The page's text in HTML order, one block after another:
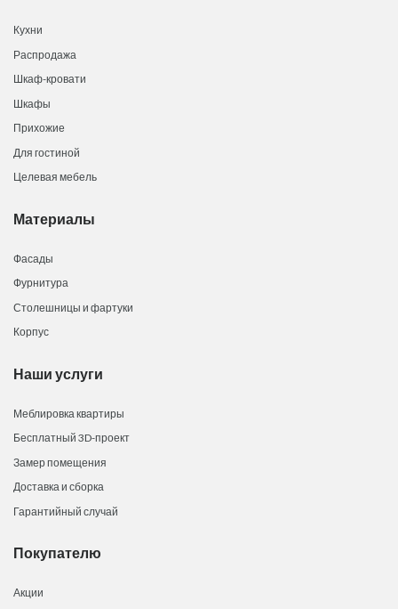
Кухни
Распродажа
Шкаф-кровати
Шкафы
Прихожие
Для гостиной
Целевая мебель
Материалы
Фасады
Фурнитура
Столешницы и фартуки
Корпус
Наши услуги
Меблировка квартиры
Бесплатный 3D-проект
Замер помещения
Доставка и сборка
Гарантийный случай
Покупателю
Акции